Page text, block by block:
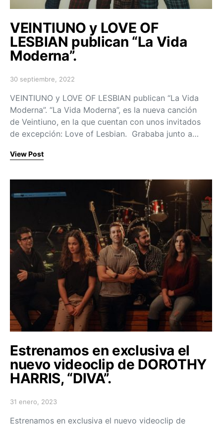
VEINTIUNO y LOVE OF
LESBIAN publican “La Vida
Moderna”.
Posted on
30 septiembre, 2022
VEINTIUNO y LOVE OF LESBIAN publican “La Vida
Moderna”. “La Vida Moderna”, es la nueva canción
de Veintiuno, en la que cuentan con unos invitados
de excepción: Love of Lesbian. Grababa junto a…
View Post
Estrenamos en exclusiva el
nuevo videoclip de DOROTHY
HARRIS, “DIVA”.
Posted on
31 enero, 2023
Estrenamos en exclusiva el nuevo videoclip de